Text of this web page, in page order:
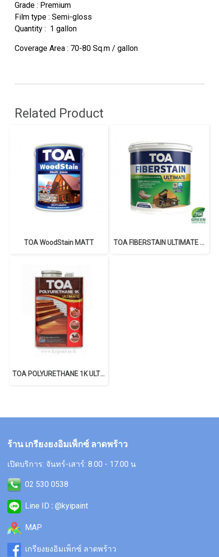
Grade : Premium
Film type : Semi-gloss
Quantity : 1 gallon
Coverage Area : 70-80 Sq.m / gallon
Related Product
TOA WoodStain MATT TOA FIBERSTAIN ULTIMATE for Wall Transparent Matt
TOA POLYURETHANE 1K ULTIMATE
ร้าน เกรียงยงอิมเพ็กซ์ ลาดพร้าว
เปิดบริการ: จันทร์-เสาร์: 8.00 - 17.00 น
02 530 0538
Line ID : @kyipaint
MAP
เกรียงยงอิมเพ็กซ์ ลาดพร้าว